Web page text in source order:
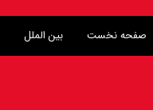
صفحه نخست بین الملل